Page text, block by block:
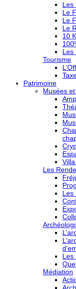
Les
Le
Le
Le
10
Les
Tourisme
Patrimoine
Musées
Les
Les
Les
Médiation